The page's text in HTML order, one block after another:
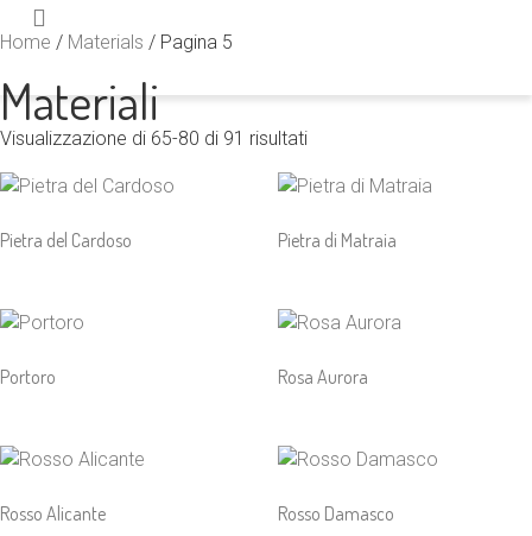
Home / Materials / Pagina 5
Materiali
Visualizzazione di 65-80 di 91 risultati
Pietra del Cardoso Pietra di Matraia
Portoro Rosa Aurora
Rosso Alicante Rosso Damasco